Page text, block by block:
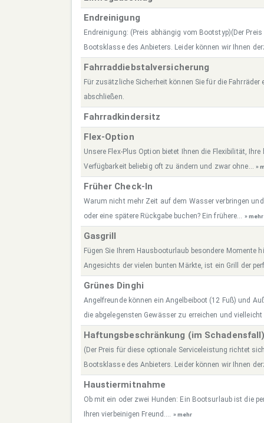
Endreinigung
Endreinigung: (Preis abhängig vom Bootstyp)(Der
Bootsklasse des Anbieters. Leider können wir Ihnen
Fahrraddiebstalversicherung
Für zusätzliche Sicherheit können Sie für die Fahrräder
abschließen.
Fahrradkindersitz
Flex-Option
Unsere Flex-Plus Option bietet Ihnen die Flexibilität,
Verfügbarkeit beliebig oft zu ändern und zwar ohne... »
Früher Check-In
Warum nicht mehr Zeit auf dem Wasser verbringen
oder eine spätere Rückgabe buchen? Ein frühere... » mehr
Gasgrill
Fügen Sie Ihrem Hausbooturlaub besondere Momente
Angesichts der vielen bunten Märkte, ist ein Grill der
Grünes Dinghi
Angelfreunde können ein Angelbeiboot (12 Fuß) und
die abgelegensten Gewässer zu erreichen und vielleicht
Haftungsbeschränkung (im Schadensfall)
(Der Preis für diese optionale Serviceleistung richtet
Bootsklasse des Anbieters. Leider können wir Ihnen
Haustiermitnahme
Ob mit ein oder zwei Hunden: Ein Bootsurlaub ist die
Ihren vierbeinigen Freund.... » mehr